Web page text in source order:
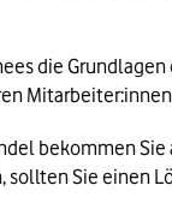
die
bekommen
Sie einen